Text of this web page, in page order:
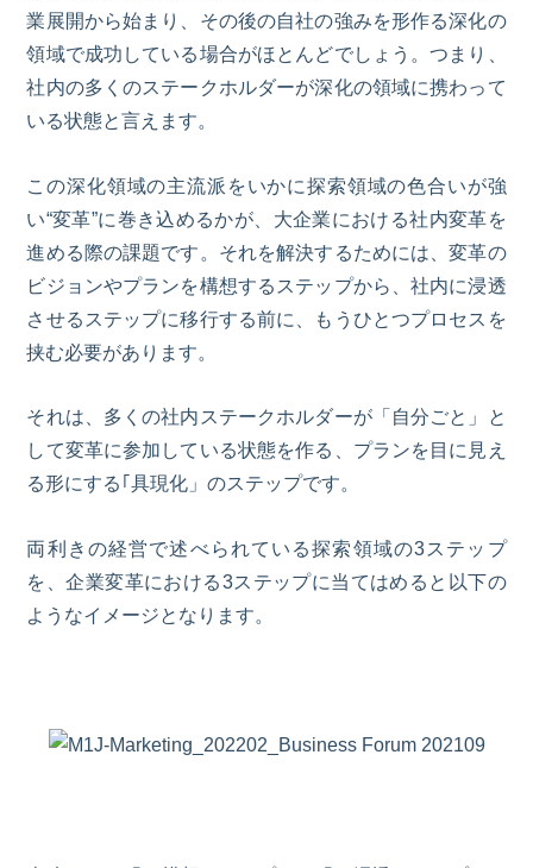
業展開から始まり、その後の自社の強みを形作る深化の
領域で成功している場合がほとんどでしょう。つまり、
社内の多くのステークホルダーが深化の領域に携わって
いる状態と言えます。
この深化領域の主流派をいかに探索領域の色合いが強
い“変革”に巻き込めるかが、大企業における社内変革を
進める際の課題です。それを解決するためには、変革の
ビジョンやプランを構想するステップから、社内に浸透
させるステップに移行する前に、もうひとつプロセスを
挟む必要があります。
それは、多くの社内ステークホルダーが「自分ごと」と
して変革に参加している状態を作る、プランを目に見え
る形にする｢具現化」のステップです。
両利きの経営で述べられている探索領域の3ステップ
を、企業変革における3ステップに当てはめると以下の
ようなイメージとなります。